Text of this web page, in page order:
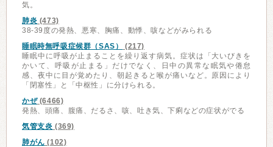
気。
肺炎 (473)
38-39度の発熱、悪寒、胸痛、動悸、咳などがみられる
睡眠時無呼吸症候群（SAS）
(217)
睡眠中に呼吸が止まることを繰り返す病気。症状は「大いびきを
かいて、呼吸が止まる」だけでなく、日中の異常な眠気や倦怠
感、夜中に目が覚めたり、朝起きると喉が痛いなど。原因により
「閉塞性」と「中枢性」に分けられる。
かぜ(6466)
発熱、頭痛、腹痛、だるさ、咳、吐き気、下痢などの症状がでる
気管支炎 (369)
肺がん (102)